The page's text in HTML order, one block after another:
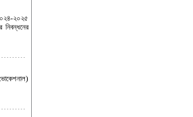
২০২৫
নিবন্ধনের